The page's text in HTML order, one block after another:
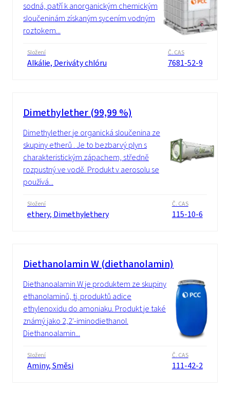
sodná, patří k anorganickým chemickým
sloučeninám získaným sycením vodným
roztokem...
Složení
Alkálie, Deriváty chlóru
Č. CAS
7681-52-9
Dimethylether (99,99 %)
Dimethylether je organická sloučenina ze
skupiny etherů . Je to bezbarvý plyn s
charakteristickým zápachem, středně
rozpustný ve vodě. Produkt v aerosolu se
používá...
Složení
ethery, Dimethylethery
Č. CAS
115-10-6
Diethanolamin W (diethanolamin)
Diethanoalamin W je produktem ze skupiny
ethanolaminů, tj. produktů adice
ethylenoxidu do amoniaku. Produkt je také
známý jako 2,2'-iminodiethanol.
Diethanoalamin...
Složení
Aminy, Směsi
Č. CAS
111-42-2